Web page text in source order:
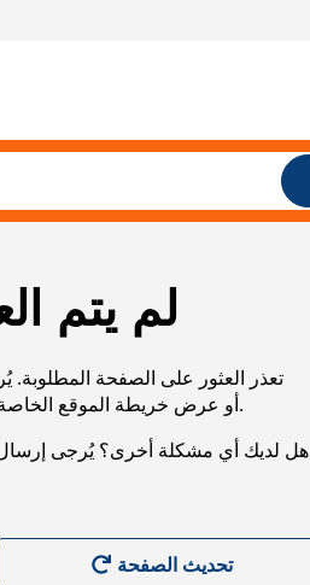
لم يتم
تعذر العثور على الصفحة
URL، أو عرض خريطة الموقع الخاصة بنا لمساعدتك في العثور على ما تريد.
هل لديك أي مشكلة أخرى؟ يُرجى إرسال